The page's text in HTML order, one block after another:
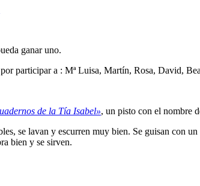
ganar uno.
participar a : Mª Luisa, Martín, Rosa, David,
de la Tía Isabel», un pisto con el nombre
se lavan y escurren muy bien. Se guisan con
bien y se sirven.